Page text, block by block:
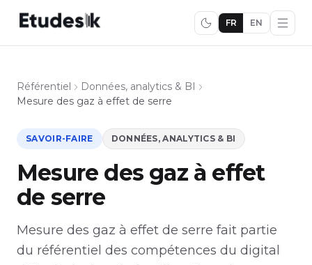
FR EN
Référentiel
Données, analytics & BI
Mesure des gaz à effet de serre
SAVOIR-FAIRE DONNÉES, ANALYTICS & BI
Mesure des gaz à effet
de serre
Mesure des gaz à effet de serre fait partie
du référentiel des compétences du digital